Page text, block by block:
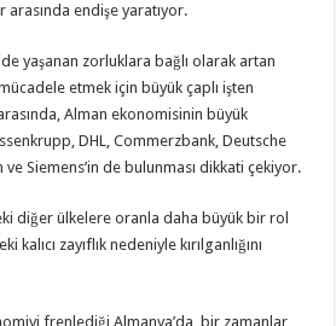
endişe yaratıyor.
yaşanan zorluklara bağlı olarak artan
etmek için büyük çaplı işten
Alman ekonomisinin büyük
DHL, Commerzbank, Deutsche
Siemens’in de bulunması dikkati çekiyor.
diğer ülkelere oranla daha büyük bir rol
zayıflık nedeniyle kırılganlığını
frenlediği Almanya’da, bir zamanlar